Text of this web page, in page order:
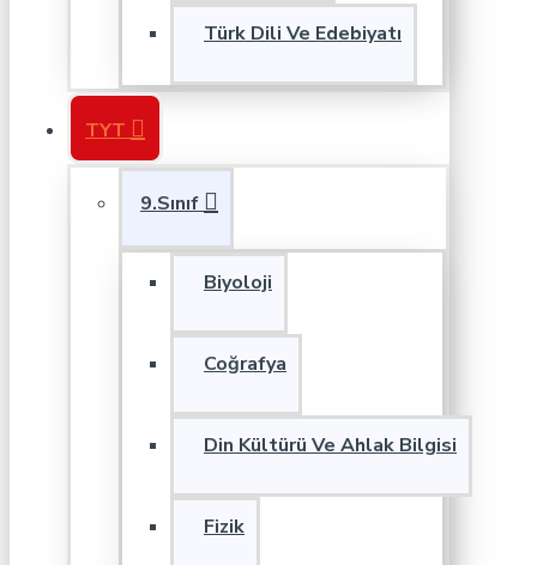
Türk Dili Ve Edebiyatı
TYT
9.Sınıf
Biyoloji
Coğrafya
Din Kültürü Ve Ahlak Bilgisi
Fizik